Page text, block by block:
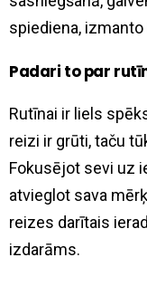
spiediena,
Padari to par
Rutīnai ir liels
reizi ir grūti, taču
Fokusējot sevi uz
atvieglot sava
reizes darītais
izdarāms.